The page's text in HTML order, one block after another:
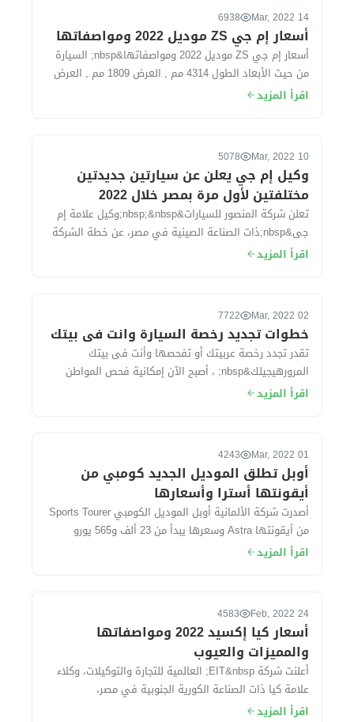
14 Mar, 2022
6938
أسعار إم جي ZS موديل 2022 ومواصفاتها
أسعار إم جي ZS موديل 2022 ومواصفاتها&nbsp; السيارة
من حيث الأبعاد الطول 4314 مم , العرض 1809 مم , العرض
1624 مم. سعة الشنطة...
اقرأ المزيد
10 Mar, 2022
5078
وكيل إم جي يعلن عن سيارتين جديدتين
مختلفتين لأول مرة بمصر خلال 2022
تعلن شركة المنصور للسيارات&nbsp;&nbsp;وكيل علامة إم
جى&nbsp;ذات الصناعة الصينية في مصر، عن خطة الشركة
في 2022، والتي في تكون فى مقدمتها طرح...
اقرأ المزيد
02 Mar, 2022
7722
خطوات تجديد رخصة السيارة وانت فى بيتك
تقدر تجدد رخصة عربيتك أو تفحصها وأنت فى بيتك
المرورهيجيلك&nbsp; ، أصبح الآن إمكانية فحص المواطن
وعمل فحص فني شامل لسيارته و تجديد رخصته خ...
اقرأ المزيد
01 Mar, 2022
4243
أوبل تطلق الموديل الجديد كومبي من
أيقونتها أسترا وأسعارها
أصدرت شركة الألمانية أوبل الموديل الكومبي Sports Tourer
من أيقونتها Astra وسعرها يبدأ من 23 ألف و565 يورو
حوالي (415 ألف جنيه مصري) تقريبًا....
اقرأ المزيد
24 Feb, 2022
4583
أسعار كيا إكسيد 2022 ومواصفاتها
والمميزات والعيوب
أعلنت شركة EIT&nbsp; العالمية للتجارة والتوكيلات، وكلاء
علامة كيا ذات الصناعة الكورية الجنوبية في مصر،
عن&nbsp;أيقونتها إكسيد 2022 بقيمة 5 آ...
اقرأ المزيد